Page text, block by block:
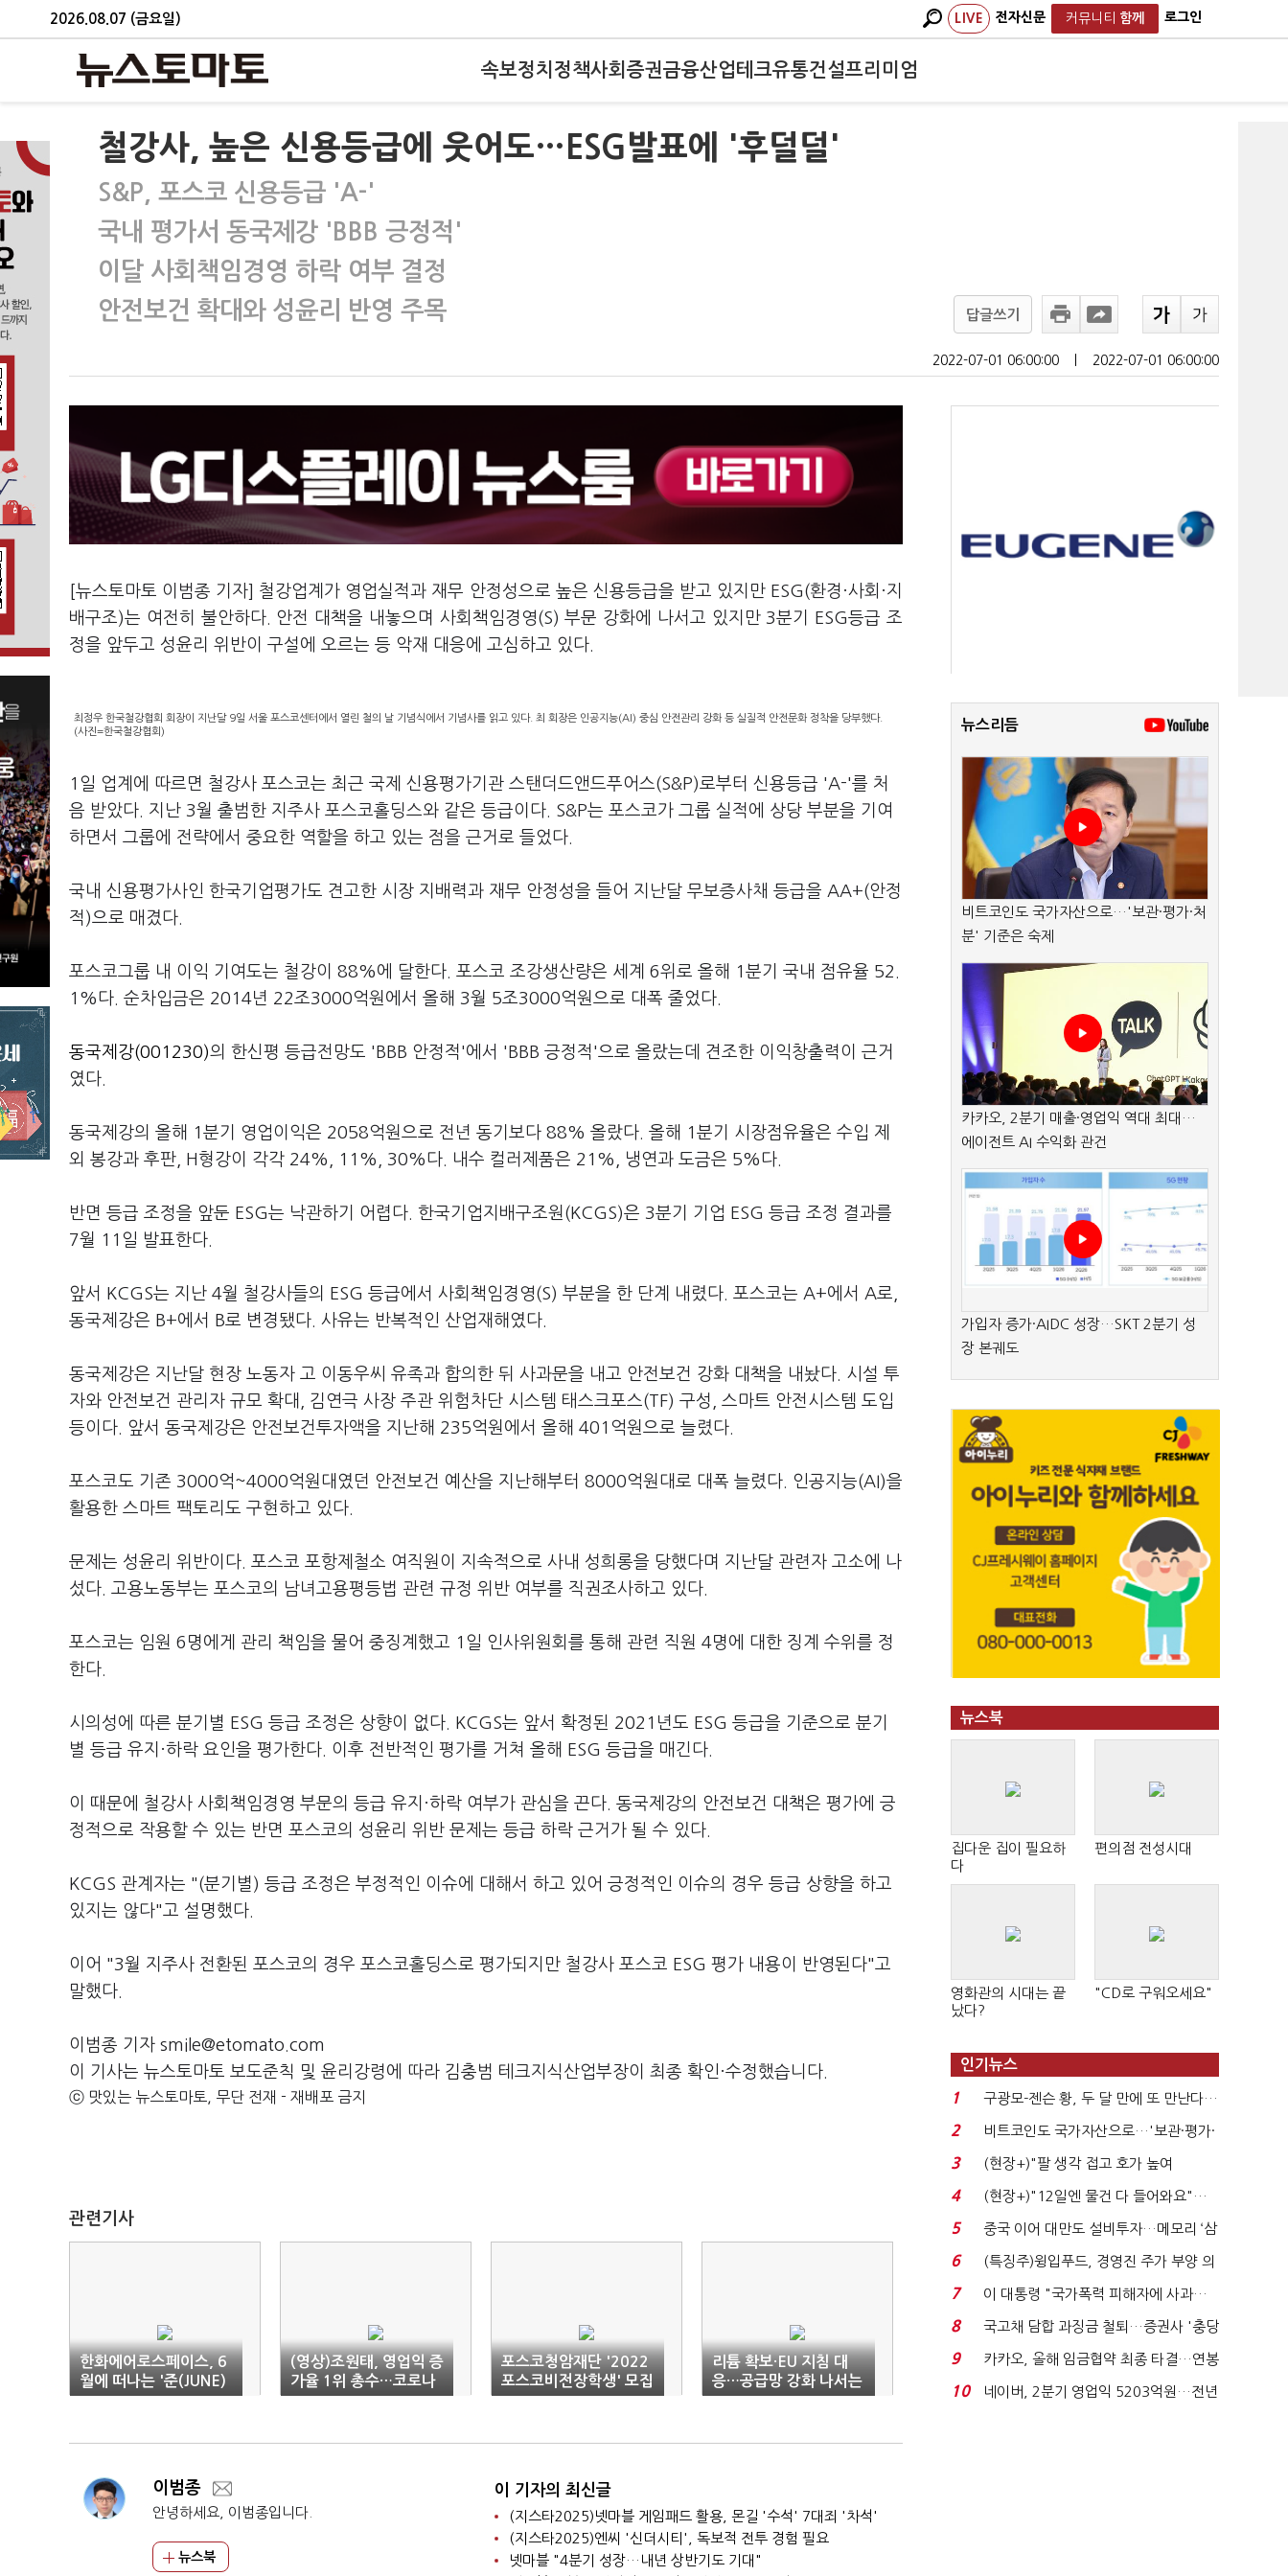
2026.08.07 (금요일) LIVE 전자신문 커뮤니티 함께 로그인
속보정치 정책사회 증권금융산업테크유통건설프리미엄
철강사, 높은 신용등급에 웃어도…ESG발표에 '후덜덜'
S&P, 포스코 신용등급 'A-'
국내 평가서 동국제강 'BBB 긍정적'
이달 사회책임경영 하락 여부 결정
안전보건 확대와 성윤리 반영 주목
답글쓰기
2022-07-01 06:00:00 2022-07-01 06:00:00
[뉴스토마토 이범종 기자] 철강업계가 영업실적과 재무 안정성으로 높은 신용등급을 받고 있지만 ESG(환경·사회·지
배구조)는 여전히 불안하다. 안전 대책을 내놓으며 사회책임경영(S) 부문 강화에 나서고 있지만 3분기 ESG등급 조
정을 앞두고 성윤리 위반이 구설에 오르는 등 악재 대응에 고심하고 있다.
최정우 한국철강협회 회장이 지난달 9일 서울 포스코센터에서 열린 철의 날 기념식에서 기념사를 읽고 있다. 최 회장은 인공지능(AI) 중심 안전관리 강화 등 실질적 안전문화 정착을 당부했다.
(사진=한국철강협회)
1일 업계에 따르면 철강사 포스코는 최근 국제 신용평가기관 스탠더드앤드푸어스(S&P)로부터 신용등급 'A-'를 처
음 받았다. 지난 3월 출범한 지주사 포스코홀딩스와 같은 등급이다. S&P는 포스코가 그룹 실적에 상당 부분을 기여
하면서 그룹에 전략에서 중요한 역할을 하고 있는 점을 근거로 들었다.
국내 신용평가사인 한국기업평가도 견고한 시장 지배력과 재무 안정성을 들어 지난달 무보증사채 등급을 AA+(안정
적)으로 매겼다.
포스코그룹 내 이익 기여도는 철강이 88%에 달한다. 포스코 조강생산량은 세계 6위로 올해 1분기 국내 점유율 52.
1%다. 순차입금은 2014년 22조3000억원에서 올해 3월 5조3000억원으로 대폭 줄었다.
동국제강(001230)의 한신평 등급전망도 'BBB 안정적'에서 'BBB 긍정적'으로 올랐는데 견조한 이익창출력이 근거
였다.
동국제강의 올해 1분기 영업이익은 2058억원으로 전년 동기보다 88% 올랐다. 올해 1분기 시장점유율은 수입 제
외 봉강과 후판, H형강이 각각 24%, 11%, 30%다. 내수 컬러제품은 21%, 냉연과 도금은 5%다.
반면 등급 조정을 앞둔 ESG는 낙관하기 어렵다. 한국기업지배구조원(KCGS)은 3분기 기업 ESG 등급 조정 결과를
7월 11일 발표한다.
앞서 KCGS는 지난 4월 철강사들의 ESG 등급에서 사회책임경영(S) 부분을 한 단계 내렸다. 포스코는 A+에서 A로,
동국제강은 B+에서 B로 변경됐다. 사유는 반복적인 산업재해였다.
동국제강은 지난달 현장 노동자 고 이동우씨 유족과 합의한 뒤 사과문을 내고 안전보건 강화 대책을 내놨다. 시설 투
자와 안전보건 관리자 규모 확대, 김연극 사장 주관 위험차단 시스템 태스크포스(TF) 구성, 스마트 안전시스템 도입
등이다. 앞서 동국제강은 안전보건투자액을 지난해 235억원에서 올해 401억원으로 늘렸다.
포스코도 기존 3000억~4000억원대였던 안전보건 예산을 지난해부터 8000억원대로 대폭 늘렸다. 인공지능(AI)을
활용한 스마트 팩토리도 구현하고 있다.
문제는 성윤리 위반이다. 포스코 포항제철소 여직원이 지속적으로 사내 성희롱을 당했다며 지난달 관련자 고소에 나
섰다. 고용노동부는 포스코의 남녀고용평등법 관련 규정 위반 여부를 직권조사하고 있다.
포스코는 임원 6명에게 관리 책임을 물어 중징계했고 1일 인사위원회를 통해 관련 직원 4명에 대한 징계 수위를 정
한다.
시의성에 따른 분기별 ESG 등급 조정은 상향이 없다. KCGS는 앞서 확정된 2021년도 ESG 등급을 기준으로 분기
별 등급 유지·하락 요인을 평가한다. 이후 전반적인 평가를 거쳐 올해 ESG 등급을 매긴다.
이 때문에 철강사 사회책임경영 부문의 등급 유지·하락 여부가 관심을 끈다. 동국제강의 안전보건 대책은 평가에 긍
정적으로 작용할 수 있는 반면 포스코의 성윤리 위반 문제는 등급 하락 근거가 될 수 있다.
KCGS 관계자는 "(분기별) 등급 조정은 부정적인 이슈에 대해서 하고 있어 긍정적인 이슈의 경우 등급 상향을 하고
있지는 않다"고 설명했다.
이어 "3월 지주사 전환된 포스코의 경우 포스코홀딩스로 평가되지만 철강사 포스코 ESG 평가 내용이 반영된다"고
말했다.
이범종 기자 smile@etomato.com
이 기사는 뉴스토마토 보도준칙 및 윤리강령에 따라 김충범 테크지식산업부장이 최종 확인·수정했습니다.
ⓒ 맛있는 뉴스토마토, 무단 전재 - 재배포 금지
관련기사
한화에어로스페이스, 6
월에 떠나는 '준(JUNE)
법 여행'
(영상)조원태, 영업익 증
가율 1위 총수…코로나
덕 '톡톡'
포스코청암재단 '2022
포스코비전장학생' 모집
리튬 확보·EU 지침 대
응…공급망 강화 나서는
기업들
이범종
안녕하세요, 이범종입니다.
뉴스북
이 기자의 최신글
(지스타2025)넷마블 게임패드 활용, 몬길 '수석' 7대죄 '차석'
(지스타2025)엔씨 '신더시티', 독보적 전투 경험 필요
넷마블 "4분기 성장…내년 상반기도 기대"
뉴스리듬
비트코인도 국가자산으로…'보관·평가·처
분' 기준은 숙제
카카오, 2분기 매출·영업익 역대 최대…
에이전트 AI 수익화 관건
가입자 증가·AIDC 성장…SKT 2분기 성
장 본궤도
뉴스북
집다운 집이 필요하
다
편의점 전성시대
영화관의 시대는 끝
났다?
"CD로 구워오세요"
인기뉴스
1
구광모-젠슨 황, 두 달 만에 또 만난다…
로봇·AI 등 논...
2
비트코인도 국가자산으로…'보관·평가·
처분' 기준은 ...
3
(현장+)"팔 생각 접고 호가 높여
요"…'덜 똘똘한 한 채' 20...
4
(현장+)"12일엔 물건 다 들어와요"…
빈 매대 채우며 문 연 ...
5
중국 이어 대만도 설비투자…메모리 ‘삼
국전쟁’
6
(특징주)윙입푸드, 경영진 주가 부양 의
지에 상한가...
7
이 대통령 "국가폭력 피해자에 사과…
적극적 조사로 진...
8
국고채 담합 과징금 철퇴…증권사 '충당
금 폭탄' 우려...
9
카카오, 올해 임금협약 최종 타결…연봉
6.3% 인상·격려...
10
네이버, 2분기 영업익 5203억원…전년